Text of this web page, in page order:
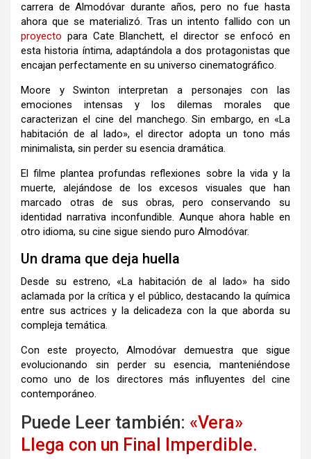
carrera de Almodóvar durante años, pero no fue hasta
ahora que se materializó. Tras un intento fallido con un
proyecto para Cate Blanchett, el director se enfocó en
esta historia íntima, adaptándola a dos protagonistas que
encajan perfectamente en su universo cinematográfico.
Moore y Swinton interpretan a personajes con las
emociones intensas y los dilemas morales que
caracterizan el cine del manchego. Sin embargo, en «La
habitación de al lado», el director adopta un tono más
minimalista, sin perder su esencia dramática.
El filme plantea profundas reflexiones sobre la vida y la
muerte, alejándose de los excesos visuales que han
marcado otras de sus obras, pero conservando su
identidad narrativa inconfundible. Aunque ahora hable en
otro idioma, su cine sigue siendo puro Almodóvar.
Un drama que deja huella
Desde su estreno, «La habitación de al lado» ha sido
aclamada por la crítica y el público, destacando la química
entre sus actrices y la delicadeza con la que aborda su
compleja temática.
Con este proyecto, Almodóvar demuestra que sigue
evolucionando sin perder su esencia, manteniéndose
como uno de los directores más influyentes del cine
contemporáneo.
Puede Leer también: «Vera»
Llega con un Final Imperdible.